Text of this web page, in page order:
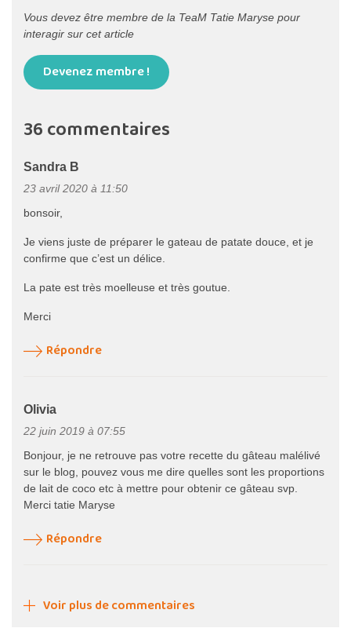
Vous devez être membre de la TeaM Tatie Maryse pour
interagir sur cet article
Devenez membre !
36 commentaires
Sandra B
23 avril 2020 à 11:50
bonsoir,
Je viens juste de préparer le gateau de patate douce, et je
confirme que c’est un délice.
La pate est très moelleuse et très goutue.
Merci
Répondre
Olivia
22 juin 2019 à 07:55
Bonjour, je ne retrouve pas votre recette du gâteau malélivé
sur le blog, pouvez vous me dire quelles sont les proportions
de lait de coco etc à mettre pour obtenir ce gâteau svp.
Merci tatie Maryse
Répondre
Voir plus de commentaires